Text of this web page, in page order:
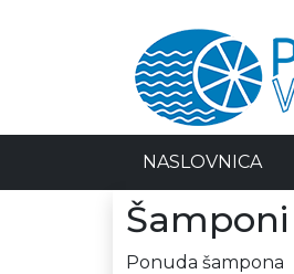
NASLOVNICA
Šamponi
Ponuda šampona